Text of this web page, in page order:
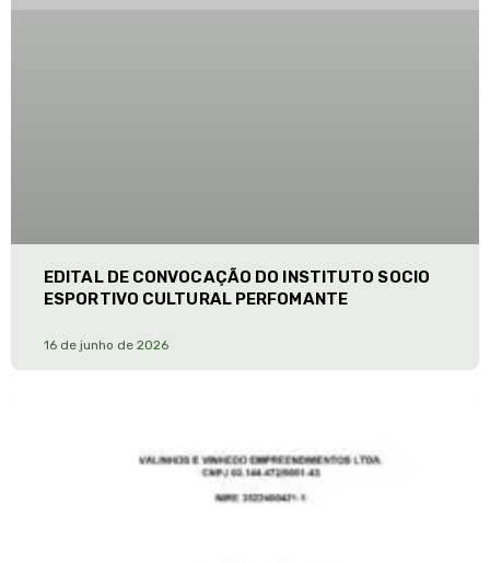
EDITAL DE CONVOCAÇÃO DO INSTITUTO SOCIO
ESPORTIVO CULTURAL PERFOMANTE
16 de junho de 2026